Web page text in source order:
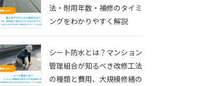
法・耐用年数・補修のタイミ
ングをわかりやすく解説
シート防水とは？マンション
管理組合が知るべき改修工法
の種類と費用、大規模修繕の